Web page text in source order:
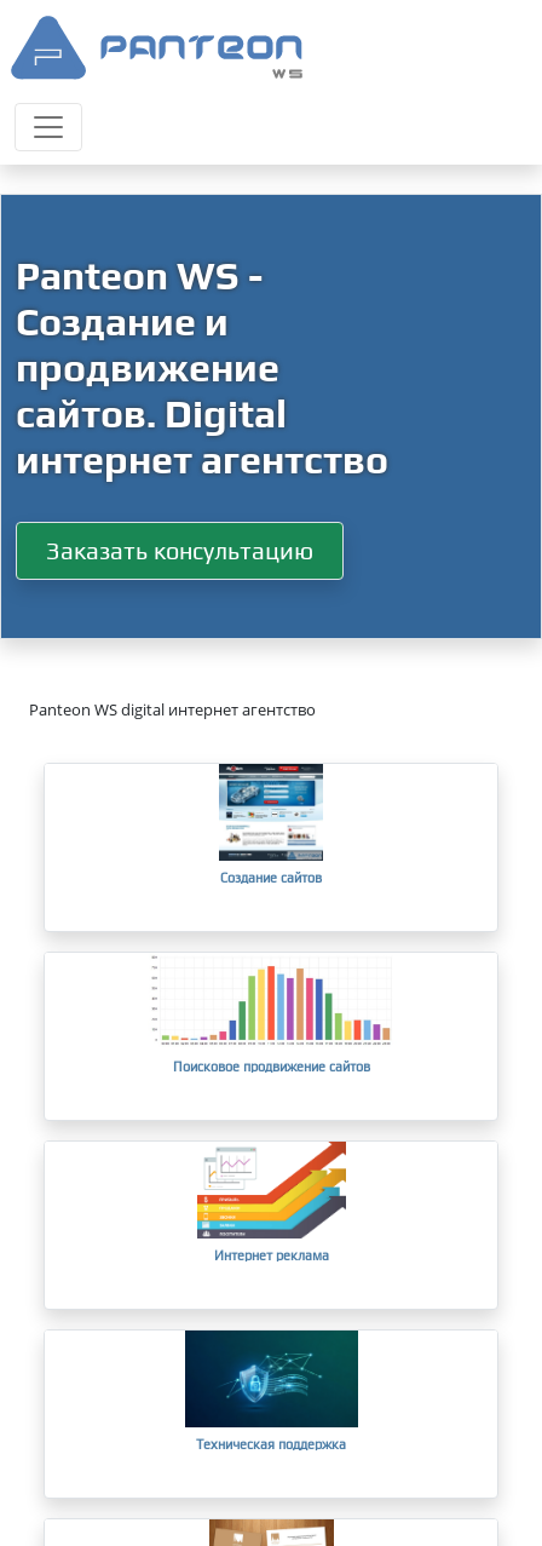
Panteon WS -
Создание и
продвижение
сайтов. Digital
интернет агентство
Заказать консультацию
Panteon WS digital интернет агентство
Создание сайтов
Поисковое продвижение сайтов
Интернет реклама
Техническая поддержка